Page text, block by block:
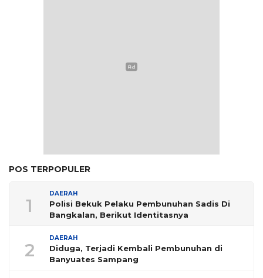
POS TERPOPULER
1
DAERAH
Polisi Bekuk Pelaku Pembunuhan Sadis Di
Bangkalan, Berikut Identitasnya
2
DAERAH
Diduga, Terjadi Kembali Pembunuhan di
Banyuates Sampang